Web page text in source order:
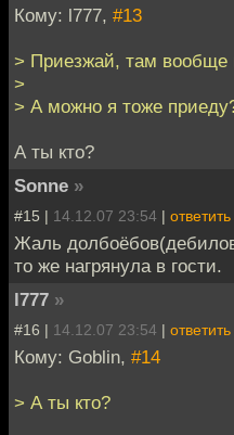
Кому: l777, #13
> Приезжай, там вообще
>
> А можно я тоже
А ты кто?
Sonne »
#15 | 14.12.07 23:54 | ответить
Жаль
то же нагрянула в гости.
l777 »
#16 | 14.12.07 23:54 | ответить
Кому: Goblin, #14
> А ты кто?